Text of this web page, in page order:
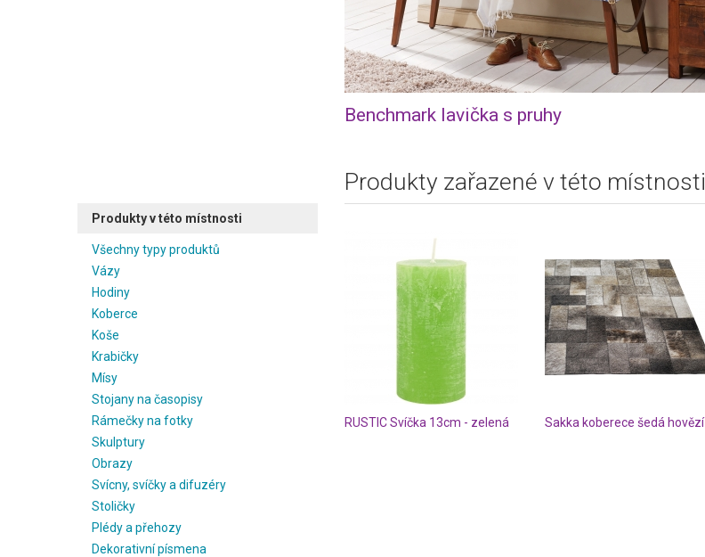
Benchmark lavička s pruhy
Produkty v této místnosti
Všechny typy produktů
Vázy
Hodiny
Koberce
Koše
Krabičky
Mísy
Stojany na časopisy
Rámečky na fotky
Skulptury
Obrazy
Svícny, svíčky a difuzéry
Stoličky
Plédy a přehozy
Dekorativní písmena
Produkty zařazené v této místnosti
RUSTIC Svíčka 13cm - zelená